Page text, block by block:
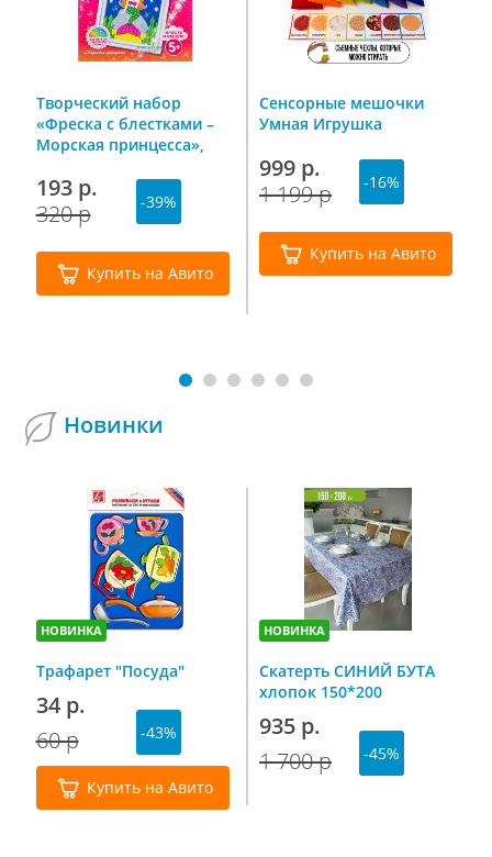
Творческий набор
«Фреска с блестками –
Морская принцесса»,
193 р.
320 р
-39%
Купить на Авито
Сенсорные мешочки
Умная Игрушка
999 р.
1 199 р
-16%
Купить на Авито
Новинки
НОВИНКА
Трафарет "Посуда"
34 р.
60 р
-43%
Купить на Авито
НОВИНКА
Скатерть СИНИЙ БУТА
хлопок 150*200
935 р.
1 700 р
-45%